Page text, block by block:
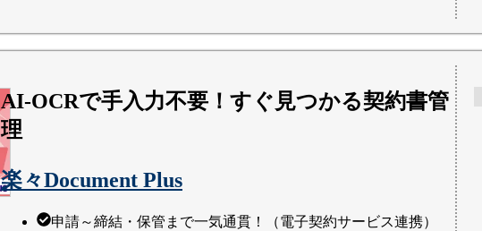
AI-OCRで手入力不要！すぐ見つかる契約書管
理
楽々Document Plus
申請～締結・保管まで一気通貫！（電子契約サービス連携）